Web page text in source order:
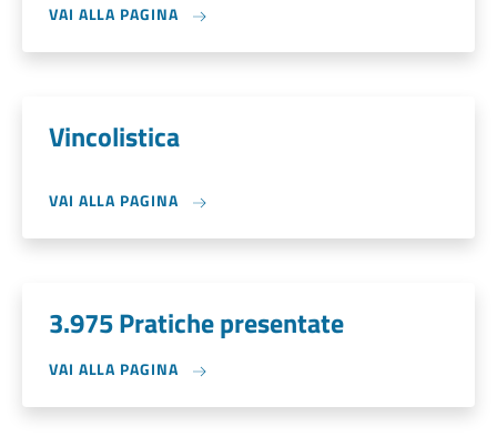
VAI ALLA PAGINA
Vincolistica
VAI ALLA PAGINA
3.975 Pratiche presentate
VAI ALLA PAGINA